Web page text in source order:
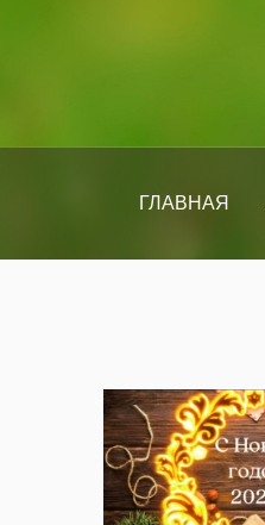
ГЛАВНАЯ